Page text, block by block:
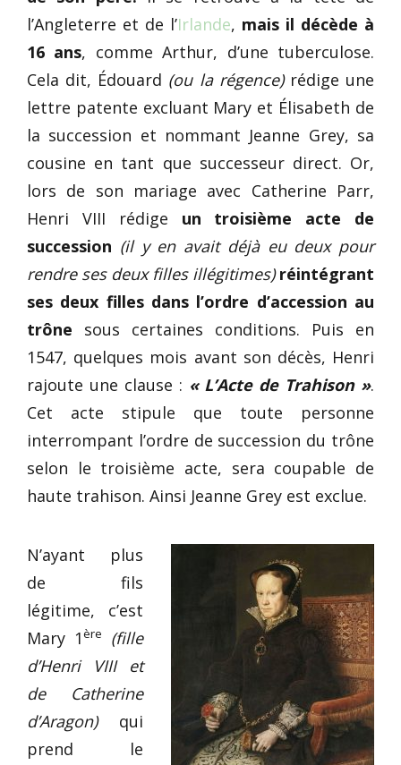
l’Angleterre et de l’Irlande, mais il décède à
16 ans, comme Arthur, d’une tuberculose.
Cela dit, Édouard (ou la régence)rédige une
lettre patente excluant Mary et Élisabeth de
la succession et nommant Jeanne Grey, sa
cousine en tant que successeur direct. Or,
lors de son mariage avec Catherine Parr,
Henri VIII rédige un troisième acte de
succession (il y en avait déjà eu deux pour
rendre ses deux filles illégitimes) réintégrant
ses deux filles dans l’ordre d’accession au
trône sous certaines conditions. Puis en
1547, quelques mois avant son décès, Henri
rajoute une clause : « L’Acte de Trahison ».
Cet acte stipule que toute personne
interrompant l’ordre de succession du trône
selon le troisième acte, sera coupable de
haute trahison. Ainsi Jeanne Grey est exclue.
N’ayant plus
de fils
légitime, c’est
Mary 1ère
(fille
d’Henri VIII et
de Catherine
d’Aragon)qui
prend le